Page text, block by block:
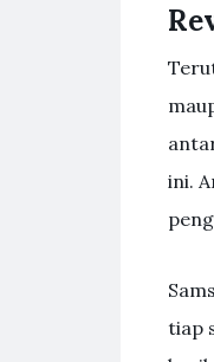
ini.
tiap